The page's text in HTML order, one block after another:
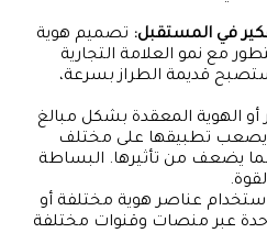
في المستقبل: تصميم هوية
مع نمو العلامة التجارية
قديمة الطراز بسرعة،
أو الهوية المعقدة بشكل مبالغ
تطبيقها على مختلف
يضعف من تأثيرها. البساطة
عناصر هوية مختلفة أو
عبر منصات وقنوات مختلفة